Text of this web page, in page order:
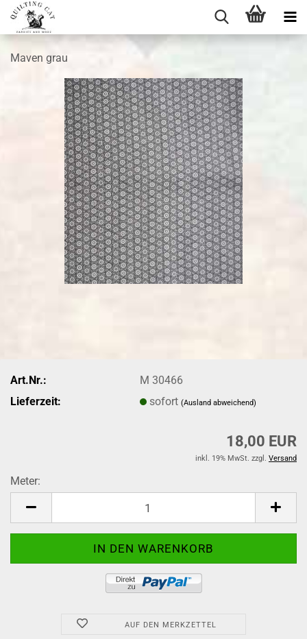
Maven grau
Art.Nr.:
M 30466
Lieferzeit:
sofort(Ausland abweichend)
18,00 EUR
inkl. 19% MwSt. zzgl. Versand
Meter:
AUF DEN MERKZETTEL